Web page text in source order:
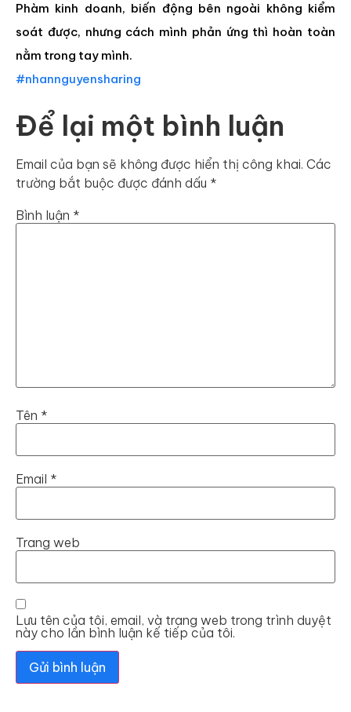
Phàm kinh doanh, biến động bên ngoài không kiểm
soát được, nhưng cách mình phản ứng thì hoàn toàn
nằm trong tay mình.
#nhannguyensharing
Để lại một bình luận
Email của bạn sẽ không được hiển thị công khai. Các
trường bắt buộc được đánh dấu *
Bình luận *
Tên *
Email *
Trang web
Lưu tên của tôi, email, và trang web trong trình duyệt
này cho lần bình luận kế tiếp của tôi.